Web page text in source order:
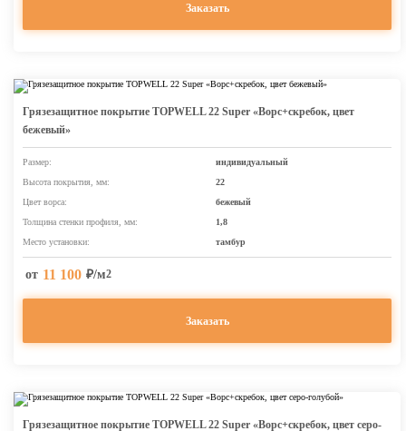
Заказать
Грязезащитное покрытие TOPWELL 22 Super «Ворс+скребок, цвет
бежевый»
Размер:
индивидуальный
Высота покрытия, мм:
22
Цвет ворса:
бежевый
Толщина стенки профиля, мм:
1,8
Место установки:
тамбур
от 11 100 ₽/м2
Заказать
Грязезащитное покрытие TOPWELL 22 Super «Ворс+скребок, цвет серо-